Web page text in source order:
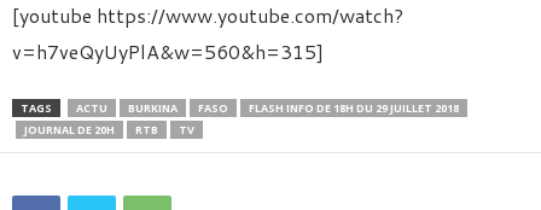
[youtube https://www.youtube.com/watch?
v=h7veQyUyPlA&w=560&h=315]
TAGS ACTU BURKINA FASO
FLASH INFO DE 18H DU 29 JUILLET 2018
JOURNAL DE 20H
RTB TV